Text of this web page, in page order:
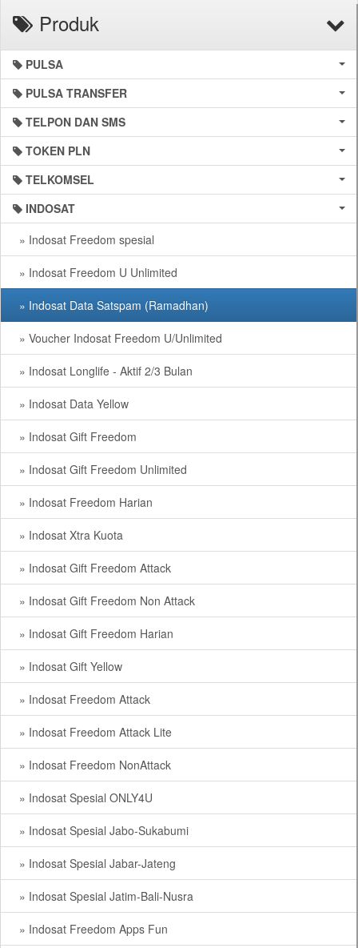
Produk
PULSA
PULSA TRANSFER
TELPON DAN SMS
TOKEN PLN
TELKOMSEL
INDOSAT
» Indosat Freedom spesial
» Indosat Freedom U Unlimited
» Indosat Data Satspam (Ramadhan)
» Voucher Indosat Freedom U/Unlimited
» Indosat Longlife - Aktif 2/3 Bulan
» Indosat Data Yellow
» Indosat Gift Freedom
» Indosat Gift Freedom Unlimited
» Indosat Freedom Harian
» Indosat Xtra Kuota
» Indosat Gift Freedom Attack
» Indosat Gift Freedom Non Attack
» Indosat Gift Freedom Harian
» Indosat Gift Yellow
» Indosat Freedom Attack
» Indosat Freedom Attack Lite
» Indosat Freedom NonAttack
» Indosat Spesial ONLY4U
» Indosat Spesial Jabo-Sukabumi
» Indosat Spesial Jabar-Jateng
» Indosat Spesial Jatim-Bali-Nusra
» Indosat Freedom Apps Fun